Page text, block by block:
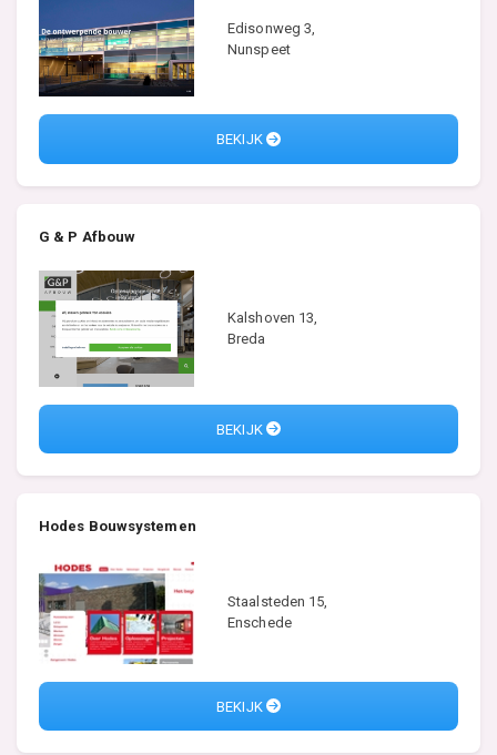
Edisonweg 3,
Nunspeet
BEKIJK
G & P Afbouw
Kalshoven 13,
Breda
BEKIJK
Hodes Bouwsystemen
Staalsteden 15,
Enschede
BEKIJK